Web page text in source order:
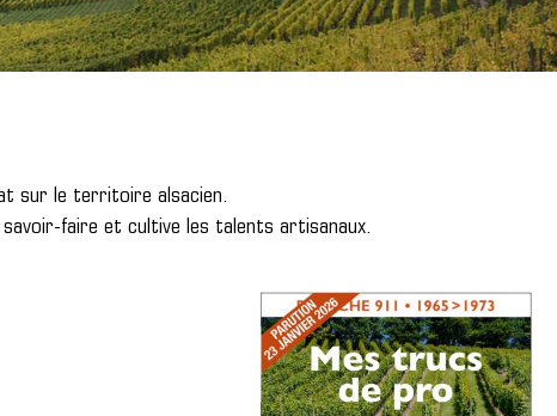
sur le territoire alsacien.
faire et cultive les talents artisanaux.